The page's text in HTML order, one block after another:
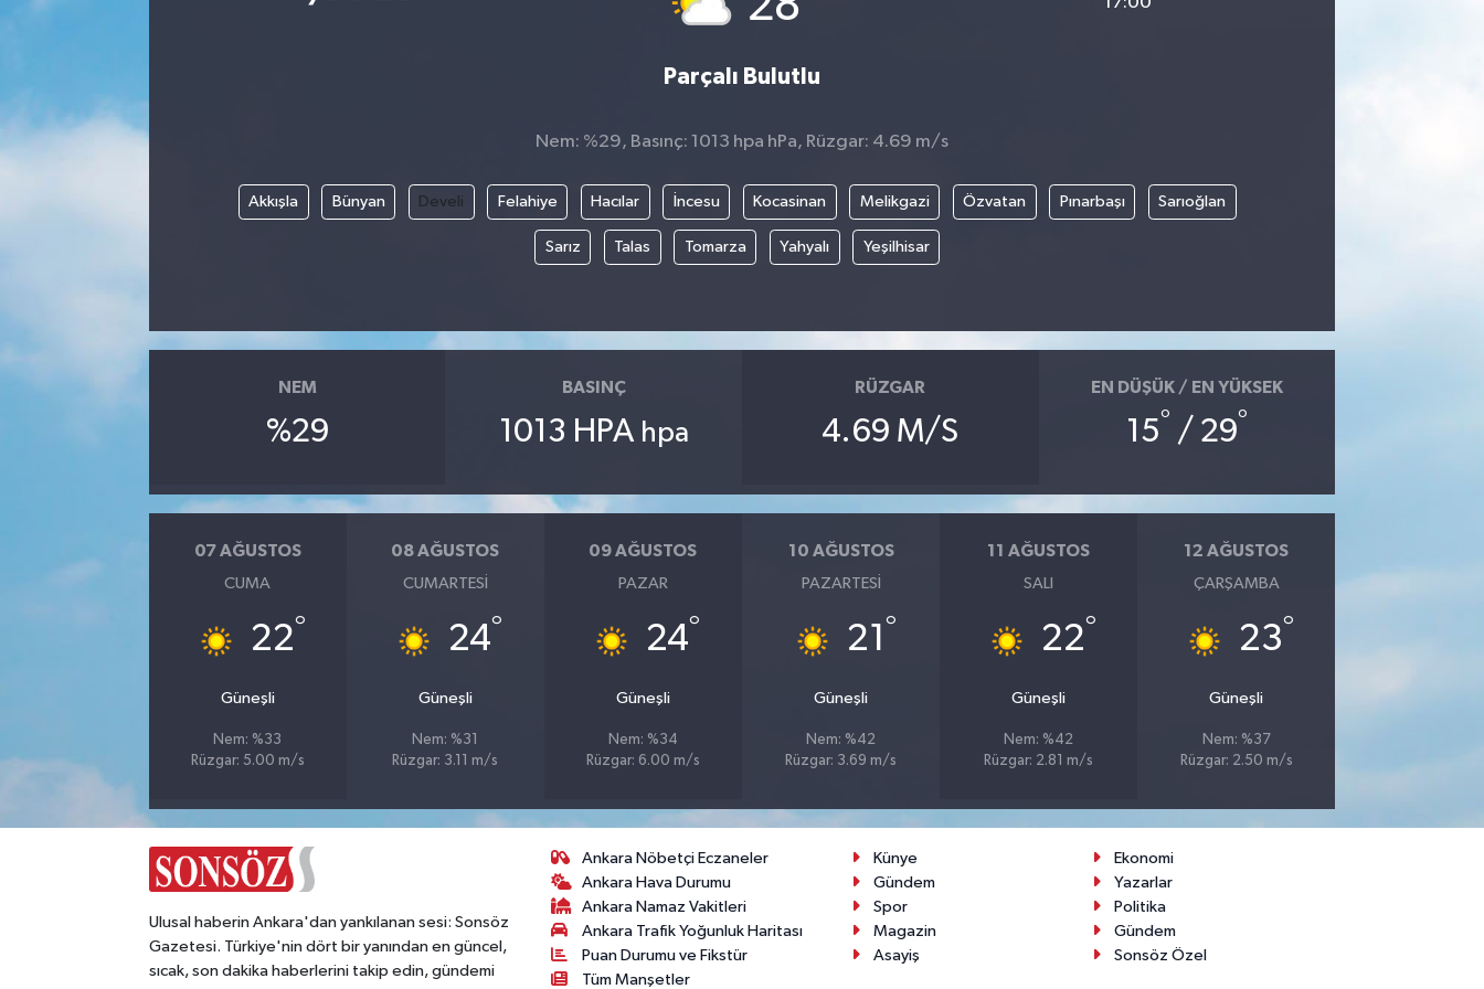
Parçalı Bulutlu
Nem: %29, Basınç: 1013 hpa hPa, Rüzgar: 4.69 m/s
Akkışla Bünyan Develi Felahiye Hacılar İncesu Kocasinan Melikgazi Özvatan Pınarbaşı Sarıoğlan
Sarız Talas Tomarza Yahyalı Yeşilhisar
NEM
%29
BASINÇ
1013 HPA hpa
RÜZGAR
4.69 M/S
EN DÜŞÜK / EN YÜKSEK
15° / 29°
07 AĞUSTOS
CUMA
22°
Güneşli
Nem: %33
Rüzgar: 5.00 m/s
08 AĞUSTOS
CUMARTESI
24°
Güneşli
Nem: %31
Rüzgar: 3.11 m/s
09 AĞUSTOS
PAZAR
24°
Güneşli
Nem: %34
Rüzgar: 6.00 m/s
10 AĞUSTOS
PAZARTESI
21 °
Güneşli
Nem: %42
Rüzgar: 3.69 m/s
11 AĞUSTOS
SALI
22°
Güneşli
Nem: %42
Rüzgar: 2.81 m/s
12 AĞUSTOS
ÇARŞAMBA
23°
Güneşli
Nem: %37
Rüzgar: 2.50 m/s
Ulusal haberin Ankara'dan yankılanan sesi: Sonsöz
Gazetesi. Türkiye'nin dört bir yanından en güncel,
sıcak, son dakika haberlerini takip edin, gündemi
Ankara Nöbetçi Eczaneler
Ankara Hava Durumu
Ankara Namaz Vakitleri
Ankara Trafik Yoğunluk Haritası
Puan Durumu ve Fikstür
Tüm Manşetler
Künye
Ekonomi
Gündem
Yazarlar
Spor
Politika
Magazin
Gündem
Asayiş
Sonsöz Özel
Eleman
Siyaset
Sokak Hayvanlarını Sahiplendirme
Sonsöz Özel